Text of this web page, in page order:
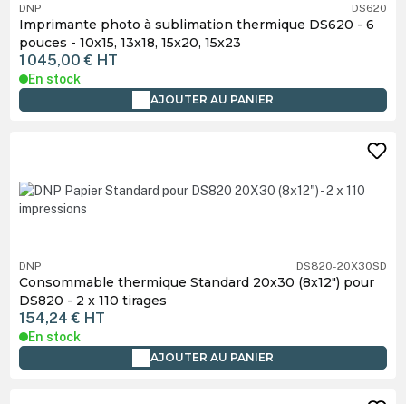
DNP DS620
Imprimante photo à sublimation thermique DS620 - 6
pouces - 10x15, 13x18, 15x20, 15x23
1 045,00 € HT
En stock
AJOUTER AU PANIER
DNP DS820-20X30SD
Consommable thermique Standard 20x30 (8x12") pour
DS820 - 2 x 110 tirages
154,24 € HT
En stock
AJOUTER AU PANIER